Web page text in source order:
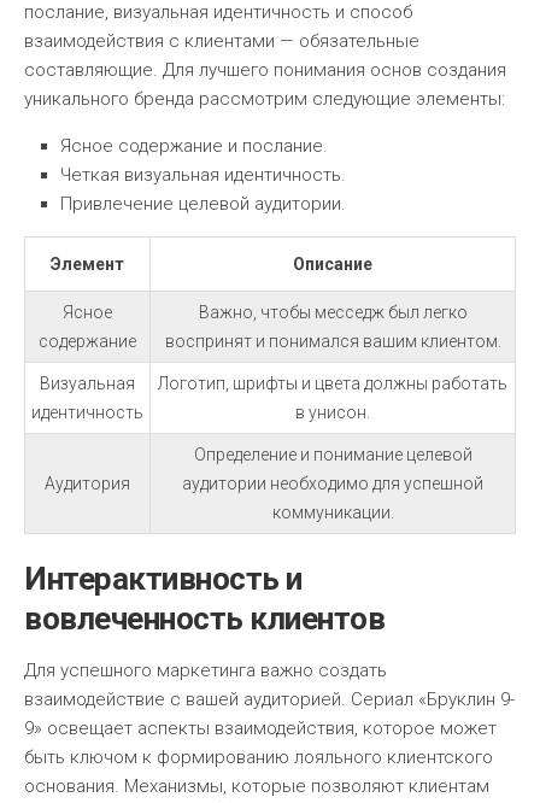
послание, визуальная идентичность и способ
взаимодействия с клиентами — обязательные
составляющие. Для лучшего понимания основ создания
уникального бренда рассмотрим следующие элементы:
Ясное содержание и послание.
Четкая визуальная идентичность.
Привлечение целевой аудитории.
Элемент Описание
Ясное
содержание
Важно, чтобы месседж был легко
воспринят и понимался вашим клиентом.
Визуальная
идентичность
Логотип, шрифты и цвета должны работать
в унисон.
Аудитория
Определение и понимание целевой
аудитории необходимо для успешной
коммуникации.
Интерактивность и
вовлеченность клиентов
Для успешного маркетинга важно создать
взаимодействие с вашей аудиторией. Сериал «Бруклин 9-
9» освещает аспекты взаимодействия, которое может
быть ключом к формированию лояльного клиентского
основания. Механизмы, которые позволяют клиентам